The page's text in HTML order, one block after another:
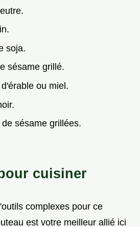
soja.
sésame grillé.
ou miel.
sésame grillées.
cuisiner
complexes pour ce
est votre meilleur allié ici